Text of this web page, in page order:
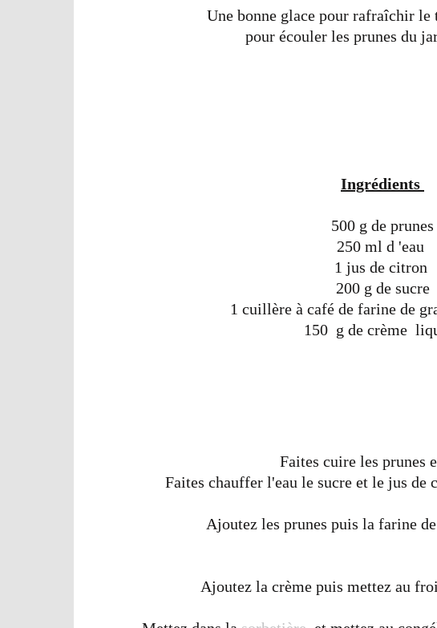
Une bonne glace pour rafraîchir le
pour écouler les prunes du
Ingrédients
500 g de prunes
250 ml d 'eau
1 jus de citron
200 g de sucre
1 cuillère à café de farine de
150 g de crème
Faites cuire les prunes
Faites chauffer l'eau le sucre et le jus
Ajoutez les prunes puis la farine
Ajoutez la crème puis mettez au